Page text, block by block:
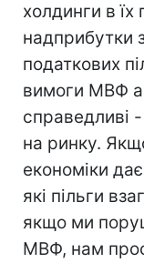
холдинги в їх
надприбутки
податкових
вимоги МВФ
справедливі
на ринку.
економіки
які пільги
якщо ми
МВФ, нам